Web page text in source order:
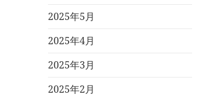
2025年5月
2025年4月
2025年3月
2025年2月